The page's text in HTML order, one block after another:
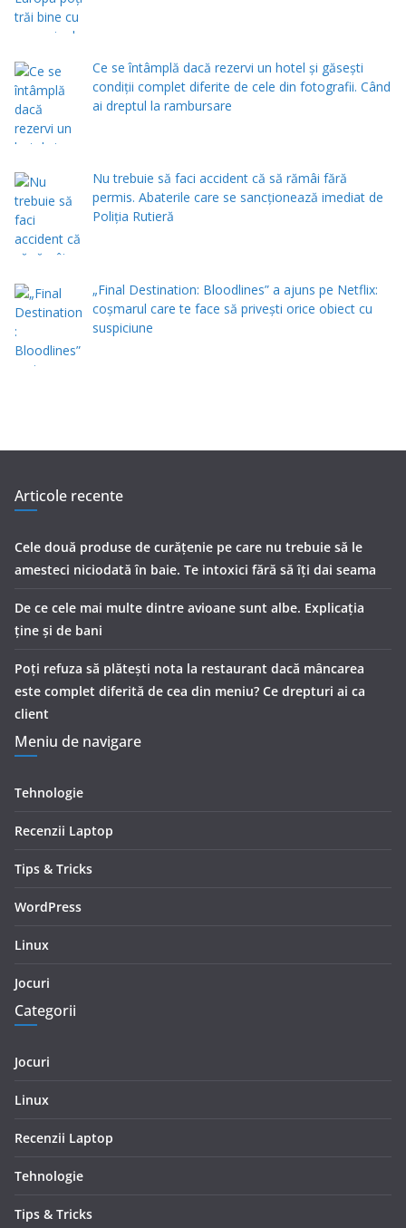
Ce se întâmplă dacă rezervi un hotel și găsești
condiții complet diferite de cele din fotografii. Când
ai dreptul la rambursare
Nu trebuie să faci accident că să rămâi fără
permis. Abaterile care se sancționează imediat de
Poliţia Rutieră
„Final Destination: Bloodlines” a ajuns pe Netflix:
coșmarul care te face să privești orice obiect cu
suspiciune
Articole recente
Cele două produse de curăţenie pe care nu trebuie să le
amesteci niciodată în baie. Te intoxici fără să îţi dai seama
De ce cele mai multe dintre avioane sunt albe. Explicația
ține și de bani
Poți refuza să plătești nota la restaurant dacă mâncarea
este complet diferită de cea din meniu? Ce drepturi ai ca
client
Meniu de navigare
Tehnologie
Recenzii Laptop
Tips & Tricks
WordPress
Linux
Jocuri
Categorii
Jocuri
Linux
Recenzii Laptop
Tehnologie
Tips & Tricks